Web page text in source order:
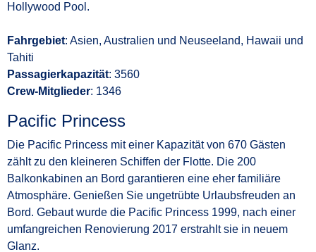
Hollywood Pool.
Fahrgebiet: Asien, Australien und Neuseeland, Hawaii und
Tahiti
Passagierkapazität: 3560
Crew-Mitglieder: 1346
Pacific Princess
Die Pacific Princess mit einer Kapazität von 670 Gästen
zählt zu den kleineren Schiffen der Flotte. Die 200
Balkonkabinen an Bord garantieren eine eher familiäre
Atmosphäre. Genießen Sie ungetrübte Urlaubsfreuden an
Bord. Gebaut wurde die Pacific Princess 1999, nach einer
umfangreichen Renovierung 2017 erstrahlt sie in neuem
Glanz.